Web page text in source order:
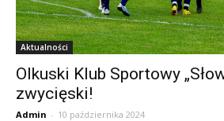
Aktualności
Olkuski Klub Sportowy
zwycięski!
Admin - 10 października 2024